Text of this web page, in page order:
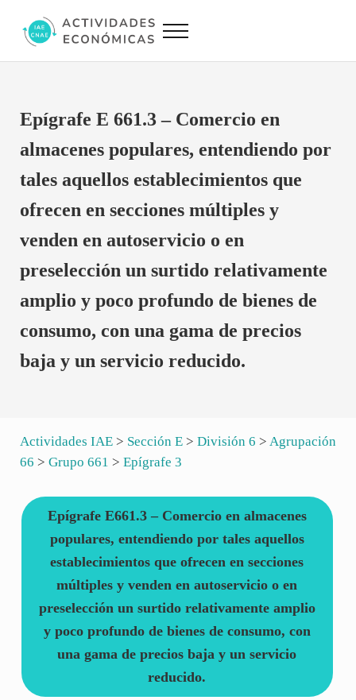
Actividades Económicas IAE CNAE
Menu
Epígrafe E 661.3 – Comercio en
almacenes populares, entendiendo por
tales aquellos establecimientos que
ofrecen en secciones múltiples y
venden en autoservicio o en
preselección un surtido relativamente
amplio y poco profundo de bienes de
consumo, con una gama de precios
baja y un servicio reducido.
Actividades IAE> Sección E> División 6 > Agrupación
66 > Grupo 661 > Epígrafe 3
Epígrafe E661.3 – Comercio en almacenes
populares, entendiendo por tales aquellos
establecimientos que ofrecen en secciones
múltiples y venden en autoservicio o en
preselección un surtido relativamente amplio
y poco profundo de bienes de consumo, con
una gama de precios baja y un servicio
reducido.